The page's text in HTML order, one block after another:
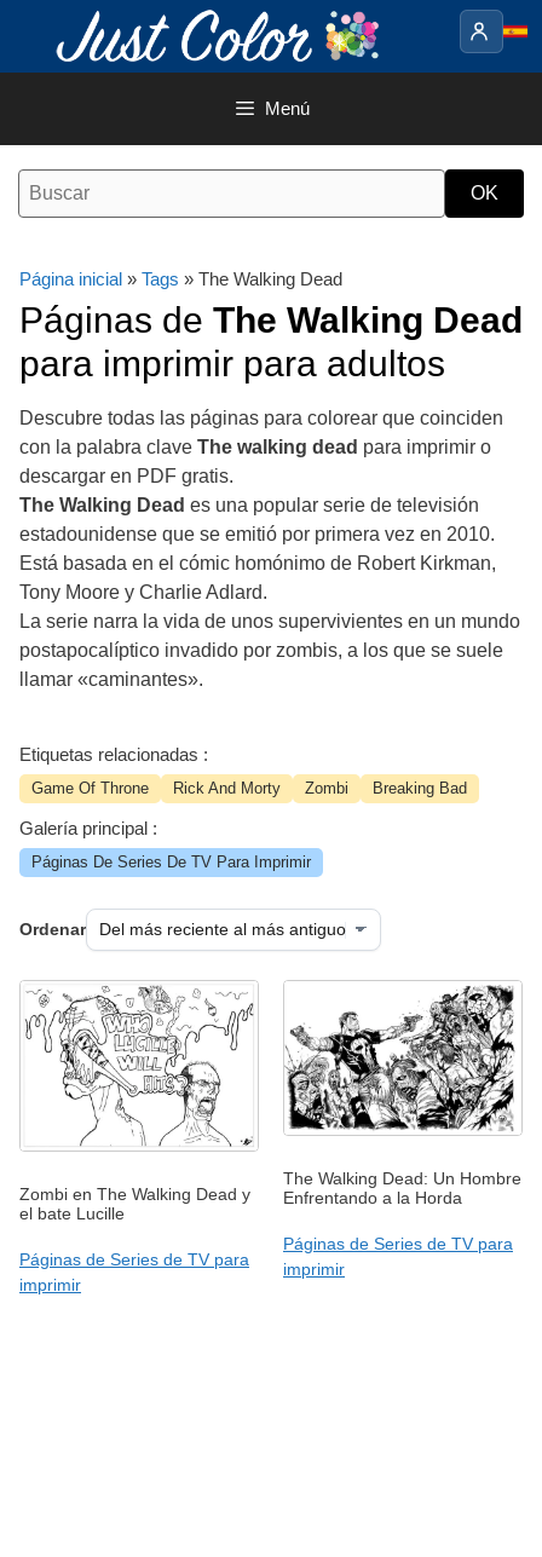
contenido
Menú
Página inicial » Tags » The Walking Dead
Páginas de The Walking Dead
para imprimir para adultos
Descubre todas las páginas para colorear que coinciden
con la palabra clave The walking dead para imprimir o
descargar en PDF gratis.
The Walking Dead es una popular serie de televisión
estadounidense que se emitió por primera vez en 2010.
Está basada en el cómic homónimo de Robert Kirkman,
Tony Moore y Charlie Adlard.
La serie narra la vida de unos supervivientes en un mundo
postapocalíptico invadido por zombis, a los que se suele
llamar «caminantes».
Etiquetas relacionadas :
Game Of Throne Rick And Morty Zombi Breaking Bad
Galería principal :
Páginas De Series De TV Para Imprimir
Ordenar
Zombi en The Walking Dead y
el bate Lucille
Páginas de Series de TV para
imprimir
The Walking Dead: Un Hombre
Enfrentando a la Horda
Páginas de Series de TV para
imprimir